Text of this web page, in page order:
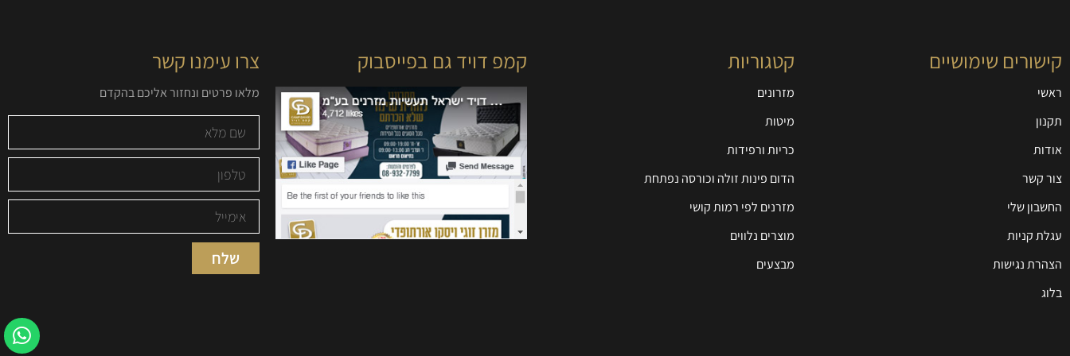
קישורים שימושיים
ראשי
תקנון
אודות
צור קשר
החשבון שלי
עגלת קניות
הצהרת נגישות
בלוג
קטגוריות
מזרונים
מיטות
כריות ורפידות
הדום פינות זולה וכורסה נפתחת
מזרנים לפי רמות קושי
מוצרים נלווים
מבצעים
קמפ דויד גם בפייסבוק צרו עימנו קשר
מלאו פרטים ונחזור אליכם בהקדם
שלח